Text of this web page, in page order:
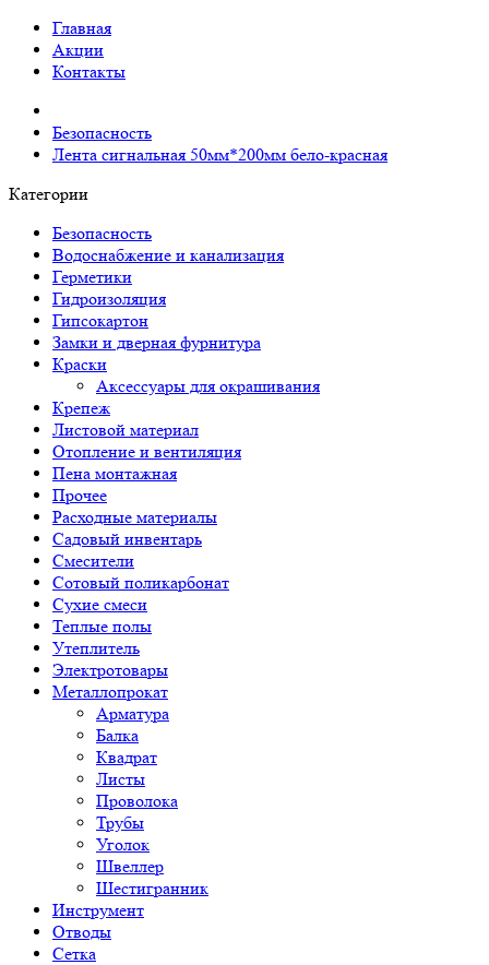
Главная
Акции
Контакты
Безопасность
Лента сигнальная 50мм*200мм бело-красная
Категории
Безопасность
Водоснабжение и канализация
Герметики
Гидроизоляция
Гипсокартон
Замки и дверная фурнитура
Краски
Аксессуары для окрашивания
Крепеж
Листовой материал
Отопление и вентиляция
Пена монтажная
Прочее
Расходные материалы
Садовый инвентарь
Смесители
Сотовый поликарбонат
Сухие смеси
Теплые полы
Утеплитель
Электротовары
Металлопрокат
Арматура
Балка
Квадрат
Листы
Проволока
Трубы
Уголок
Швеллер
Шестигранник
Инструмент
Отводы
Сетка